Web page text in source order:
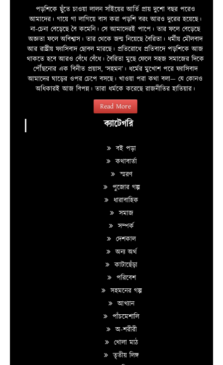
পড়শিকে ছুঁতে চাওয়া লালন সাঁইয়ের আর্তি প্রায় দুশো বছর পরেও
আমাদের। গায়ে গা লাগিয়ে বাস করা পড়শি বরং আরও দুরের হয়েছে।
না-চেনা বেড়েছে বৈ কমেনি। সে আমাদেরই পাপে। তার ফলে বেড়েছে
অজ্ঞতা ফলে অবিশ্বাস। তার থেকে জন্ম নিয়েছে বৈরিতা। ধর্মীয় মৌলবাদ
আর রাষ্ট্রীয় ফ্যাসিবাদ ছোবল মারছে। প্রতিরোধে প্রতিবাদে পড়শিকে আজ
থাকতে হবে আরও বেঁধে বেঁধে। বৈরিতা মুছে ফেলে সহজ সমাজের দিকে
পৌঁছনোর এক বিনীত প্রয়াস, ‘সহমন’। ধর্মের মুখোশ পরে ফ্যাসিবাদ
আমাদের ঘাড়ের ওপর চেপে বসছে। খাওয়া পরা কথা বলা—­­ যে কোনও
অধিকারই আজ বিপন্ন। তারা ধর্মকে করেছে রাজনীতির হাতিয়ার।
Read More
ক্যাটেগরি
বই পড়া
কথাবার্তা
স্মরণ
পুজোর গল্প
ধারাবাহিক
সমাজ
সম্পর্ক
দেশকাল
অন্য অর্থ
কাটাছেঁড়া
পরিবেশ
সহমনের গল্প
আখ্যান
পাঁচমেশালি
অ-শরীরী
খোলা মাঠ
তৃতীয় লিঙ্গ